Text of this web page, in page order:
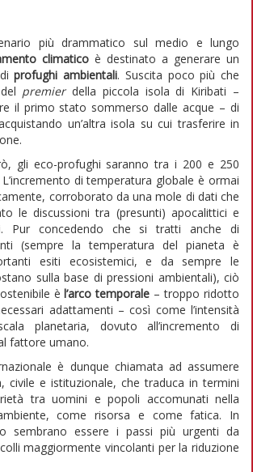
più drammatico sul medio e lungo
climatico è destinato a generare un
diprofughi ambientali. Suscita poco più che
premierdella piccola isola di Kiribati –
il primo stato sommerso dalle acque – di
un’altra isola su cui trasferire in
gli eco-profughi saranno tra i 200 e 250
di temperatura globale è ormai
corroborato da una mole di dati che
le discussioni tra (presunti) apocalittici e
Pur concedendo che si tratti anche di
(sempre la temperatura del pianeta è
esiti ecosistemici, e da sempre le
sulla base di pressioni ambientali), ciò
èl’arco temporale – troppo ridotto
adattamenti – così come l’intensità
planetaria, dovuto all’incremento di
fattore umano.
è dunque chiamata ad assumere
civile e istituzionale, che traduca in termini
tra uomini e popoli accomunati nella
come risorsa e come fatica. In
sembrano essere i passi più urgenti da
maggiormente vincolanti per la riduzione